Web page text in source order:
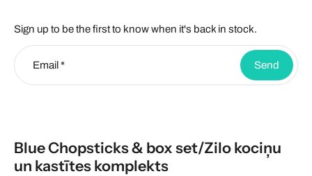
Sign up to be the first to know when it's back in stock.
Email * Send
Blue Chopsticks & box set/Zilo kociņu
un kastītes komplekts